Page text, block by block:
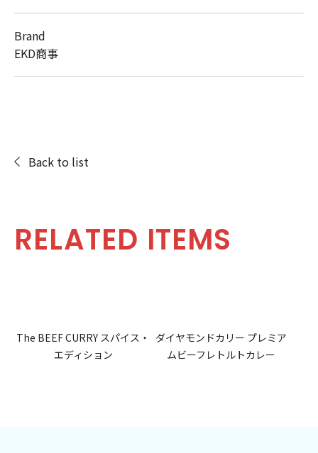
Back to list
Brand
EKD商事
RELATED ITEMS
The BEEF CURRY スパイス・
エディション
ダイヤモンドカリー プレミア
ムビーフレトルトカレー